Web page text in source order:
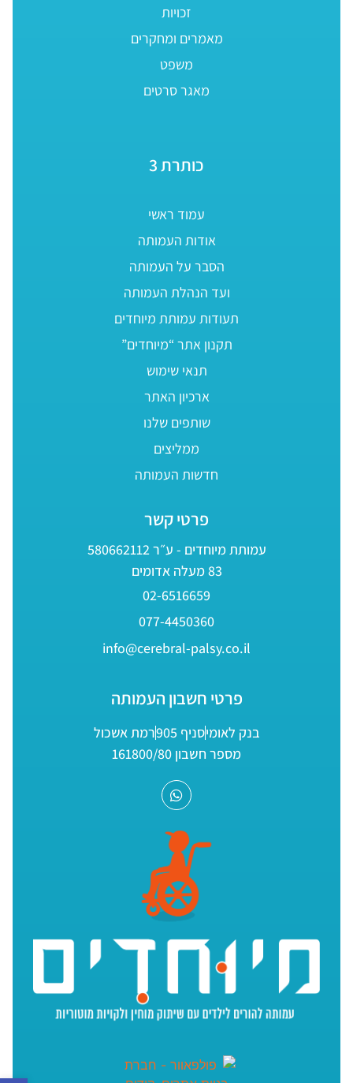
זכויות
מאמרים ומחקרים
משפט
מאגר סרטים
כותרת 3
עמוד ראשי
אודות העמותה
הסבר על העמותה
ועד הנהלת העמותה
תעודות עמותת מיוחדים
תקנון אתר “מיוחדים”
תנאי שימוש
ארכיון האתר
שותפים שלנו
ממליצים
חדשות העמותה
פרטי קשר
עמותת מיוחדים - ע״ר 580662112
83 מעלה אדומים
02-6516659
077-4450360
info@cerebral-palsy.co.il
פרטי חשבון העמותה
בנק לאומיסניף 905
רמת אשכול
מספר חשבון 161800/80